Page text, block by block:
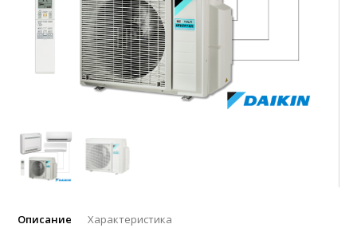
Описание Характеристика